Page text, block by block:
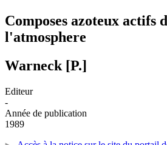
Composes azoteux actifs
l'atmosphere
Warneck [P.]
Editeur
-
Année de publication
1989